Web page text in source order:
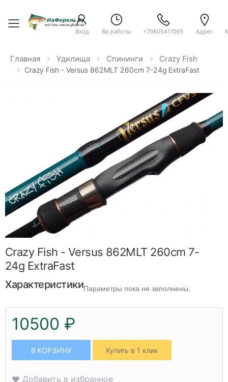
Toggle menu
Вход Вр.работы +79805417065 Адрес
Главная Удилища Спининги Crazy Fish
Crazy Fish - Versus 862MLT 260cm 7-24g ExtraFast
Crazy Fish - Versus 862MLT 260cm 7-
24g ExtraFast
ХарактеристикиПараметры пока не заполнены.
10500 ₽
В КОРЗИНУ Купить в 1 клик
Добавить в избранное